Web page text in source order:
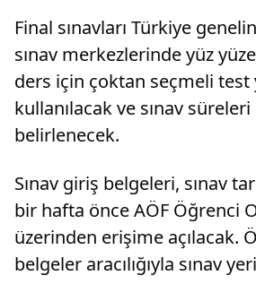
Final sınavları Türkiye
sınav merkezlerinde yüz
ders için çoktan seçmeli
kullanılacak ve sınav süreleri
belirlenecek.
Sınav giriş belgeleri, sınav
bir hafta önce AÖF Öğrenci
üzerinden erişime açılacak.
belgeler aracılığıyla sınav